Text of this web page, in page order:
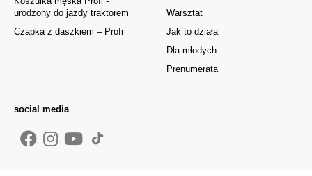
Warsztat
Jak to działa
Dla młodych
Prenumerata
urodzony do jazdy traktorem
Czapka z daszkiem – Profi
social media